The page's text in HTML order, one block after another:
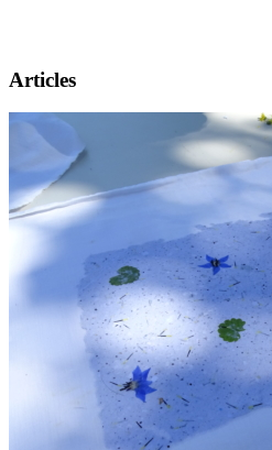
Présentation
Informations pratiques
Billetterie
Articles